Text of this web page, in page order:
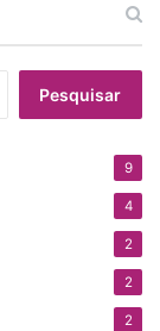
9
4
2
2
2